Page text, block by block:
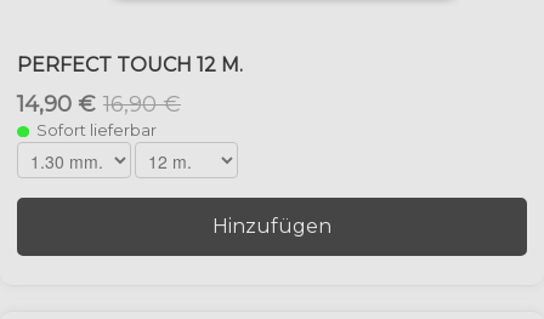
PERFECT TOUCH 12 M.
14,90 € 16,90 €
Sofort lieferbar
Hinzufügen